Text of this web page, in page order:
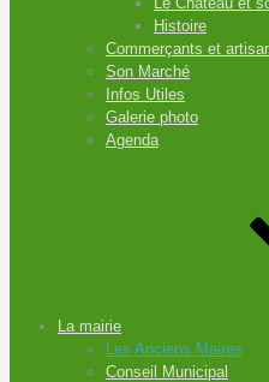
Histoire
Commerçants et
Son Marché
Infos Utiles
Galerie photo
Agenda
La mairie
Les Anciens Maires
Conseil Municipal